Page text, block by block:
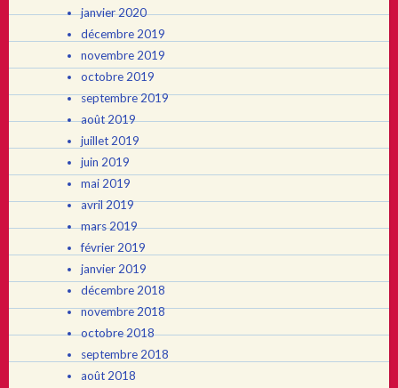
janvier 2020
décembre 2019
novembre 2019
octobre 2019
septembre 2019
août 2019
juillet 2019
juin 2019
mai 2019
avril 2019
mars 2019
février 2019
janvier 2019
décembre 2018
novembre 2018
octobre 2018
septembre 2018
août 2018